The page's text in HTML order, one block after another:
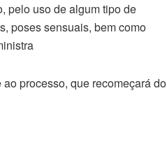
pelo uso de algum tipo de
poses sensuais, bem como
processo, que recomeçará do